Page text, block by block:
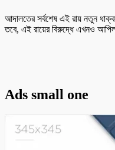
আদালতের সর্বশেষ এই রায় নতুন
তবে, এই রায়ের বিরুদ্ধে এখনও
Ads small one